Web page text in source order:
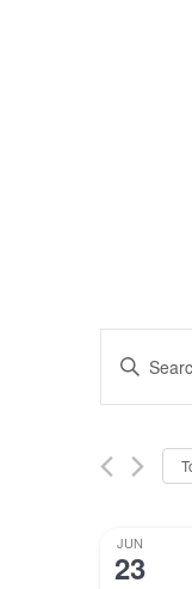
and
Enter
Keyword.
Search
Events
JUN
23